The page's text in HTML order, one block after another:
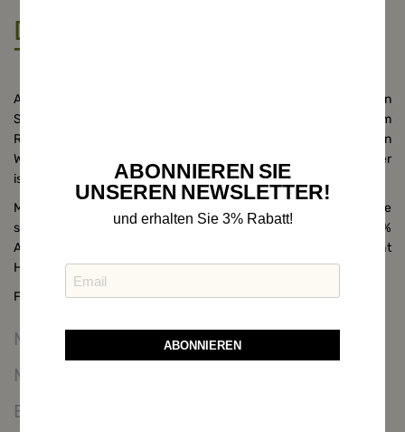
Der Lodenjanker, Joppe,
Trachten Sakko antharzit
Aufwendig, perfekte Verarbeitung mit Stehkragen, paspelierten
Schlitztaschen in grün, sowie die typische Kellerfalte am
Rückenteil machen den
von zu dem traditionellen
Wegbegleiter überhaupt. Das aufwendig gearbeitete Innenfutter
ist mit drei Innentaschen ausgestattet ist.
Material: 78% Schurwolle, 20% Polyamid und 2% Lycra für eine
stets optimale Passform. Innenfutter: grün leicht glänzend, 100%
Aceta, Besatz: 75% Schurwolle und 25% Polyamid, Knöpfe echt
Horn.
Farbe: anthrazit/grün
Maßtabelle
Mehr Informationen
Bewertungen
ABONNIEREN SIE
UNSEREN NEWSLETTER!
und erhalten Sie 3% Rabatt!
ABONNIEREN